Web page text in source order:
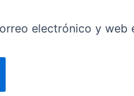
electrónico y